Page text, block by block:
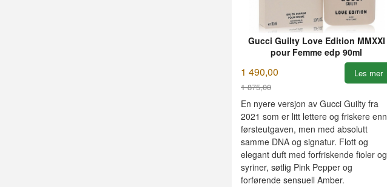
Gucci Guilty Love Edition MMXXI
pour Femme edp 90ml
1 490,00
1 875,00
Rabatt
Les mer
En nyere versjon av Gucci Guilty fra
2021 som er litt lettere og friskere enn
førsteutgaven, men med absolutt
samme DNA og signatur. Flott og
elegant duft med forfriskende fioler og
syriner, søtlig Pink Pepper og
forførende sensuell Amber.